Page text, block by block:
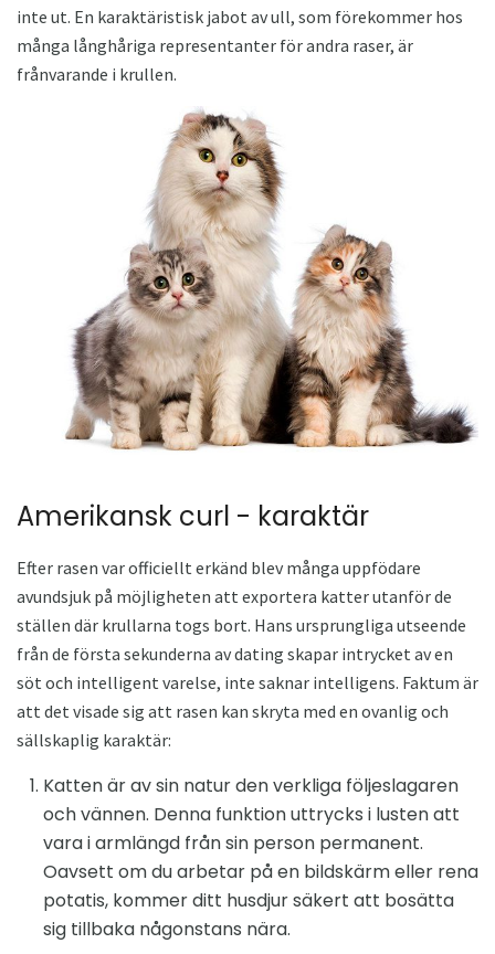
inte ut. En karaktäristisk jabot av ull, som förekommer hos
många långhåriga representanter för andra raser, är
frånvarande i krullen.
Amerikansk curl - karaktär
Efter rasen var officiellt erkänd blev många uppfödare
avundsjuk på möjligheten att exportera katter utanför de
ställen där krullarna togs bort. Hans ursprungliga utseende
från de första sekunderna av dating skapar intrycket av en
söt och intelligent varelse, inte saknar intelligens. Faktum är
att det visade sig att rasen kan skryta med en ovanlig och
sällskaplig karaktär:
Katten är av sin natur den verkliga följeslagaren
och vännen. Denna funktion uttrycks i lusten att
vara i armlängd från sin person permanent.
Oavsett om du arbetar på en bildskärm eller rena
potatis, kommer ditt husdjur säkert att bosätta
sig tillbaka någonstans nära.